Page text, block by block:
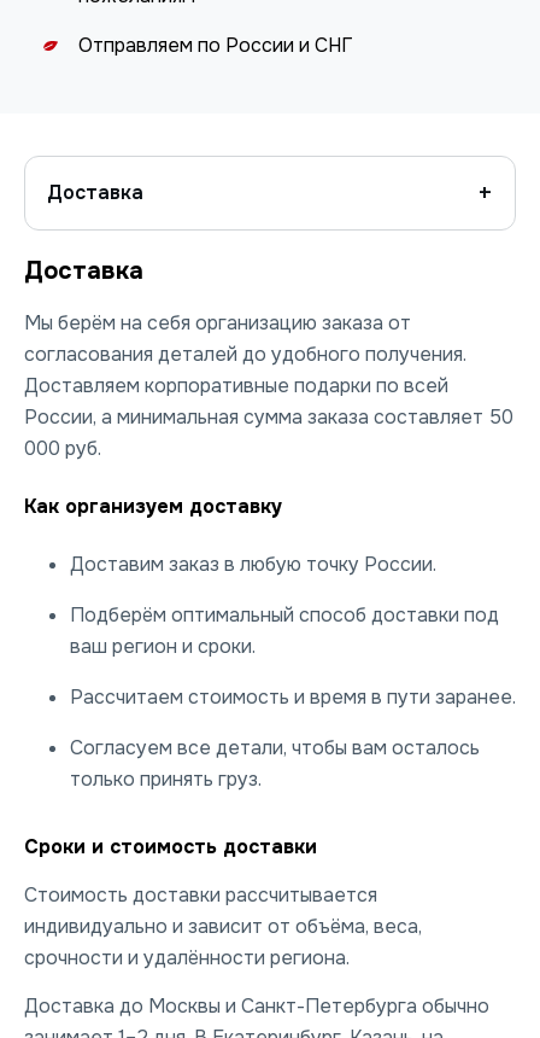
Отправляем по России и СНГ
Доставка
Доставка
Мы берём на себя организацию заказа от
согласования деталей до удобного получения.
Доставляем корпоративные подарки по всей
России, а минимальная сумма заказа составляет 50
000 руб.
Как организуем доставку
Доставим заказ в любую точку России.
Подберём оптимальный способ доставки под
ваш регион и сроки.
Рассчитаем стоимость и время в пути заранее.
Согласуем все детали, чтобы вам осталось
только принять груз.
Сроки и стоимость доставки
Стоимость доставки рассчитывается
индивидуально и зависит от объёма, веса,
срочности и удалённости региона.
Доставка до Москвы и Санкт-Петербурга обычно